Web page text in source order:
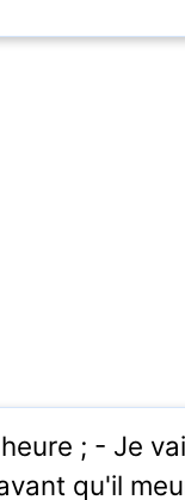
; - Je
qu'il